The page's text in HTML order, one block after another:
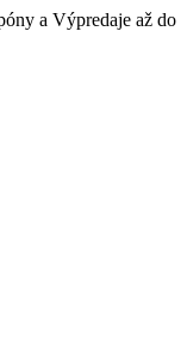
a Výpredaje až do